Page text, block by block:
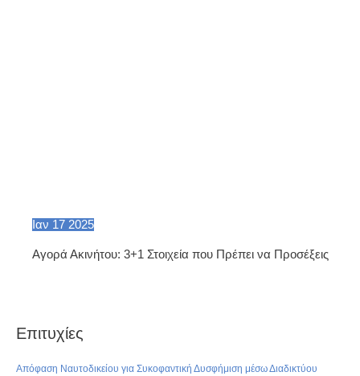
Ιαν 17 2025
Αγορά Ακινήτου: 3+1 Στοιχεία που Πρέπει να Προσέξεις
Επιτυχίες
Απόφαση Ναυτοδικείου για Συκοφαντική Δυσφήμιση μέσω Διαδικτύου